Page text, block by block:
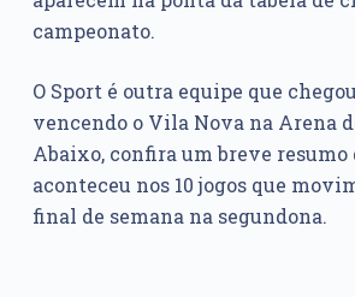
campeonato.
O Sport é outra equipe que
vencendo o Vila Nova na Arena
Abaixo, confira um breve resumo
aconteceu nos 10 jogos que
final de semana na segundona.